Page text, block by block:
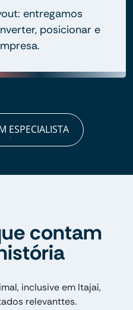
entregamos
posicionar e
ESPECIALISTA
contam
inclusive em Itajaí,
relevanttes.